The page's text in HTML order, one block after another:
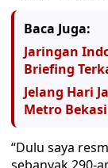
Baca Juga:
Jaringan
Briefing
Jelang Hari
Metro
“Dulu saya